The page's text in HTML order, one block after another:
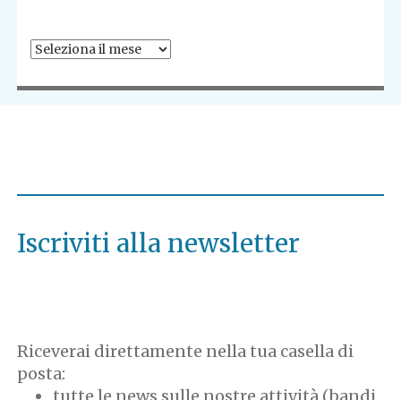
Tutti
Iscriviti alla newsletter
Riceverai direttamente nella tua casella di
posta:
tutte le news sulle nostre attività (bandi,